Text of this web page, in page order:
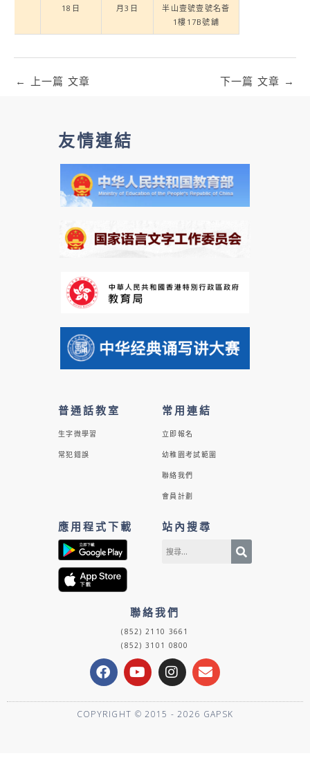
18日
月3日
半山壹號壹號名薈
1樓17B號舖
← 上一篇 文章 下一篇 文章 →
友情連結
普通話教室
生字微學習
常犯錯誤
常用連結
立即報名
幼稚園考試範圍
聯絡我們
會員計劃
應用程式下載 站內搜尋
聯絡我們
(852) 2110 3661
(852) 3101 0800
F
a
c
e
b
Y
o
u
t
u
I
n
s
t
a
E
n
v
e
l
COPYRIGHT © 2015 - 2026 GAPSK